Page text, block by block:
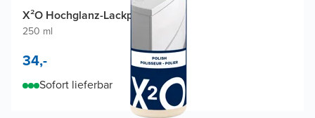
X²O Hochglanz-Lackpolitur
250 ml
34,-
Sofort lieferbar